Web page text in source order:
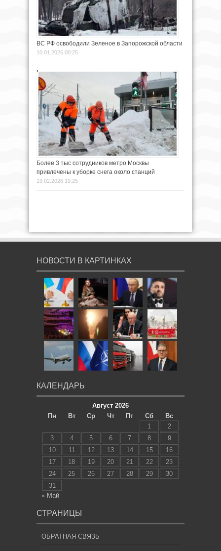
ВС РФ освободили Зеленое в Запорожской области
10.01.2026 00:25
Более 3 тыс сотрудников метро Москвы
привлечены к уборке снега около станций
19.02.2026 19:25
НОВОСТИ В КАРТИНКАХ
КАЛЕНДАРЬ
Август 2026
Пн
Вт Ср Чт Пт Сб
Вс
1
2
3
4 5 6 7 8
9
10
11 12 13 14 15
16
17
18 19 20 21 22
23
24
25 26 27 28 29
30
31
« Май
СТРАНИЦЫ
ОБРАТНАЯ СВЯЗЬ